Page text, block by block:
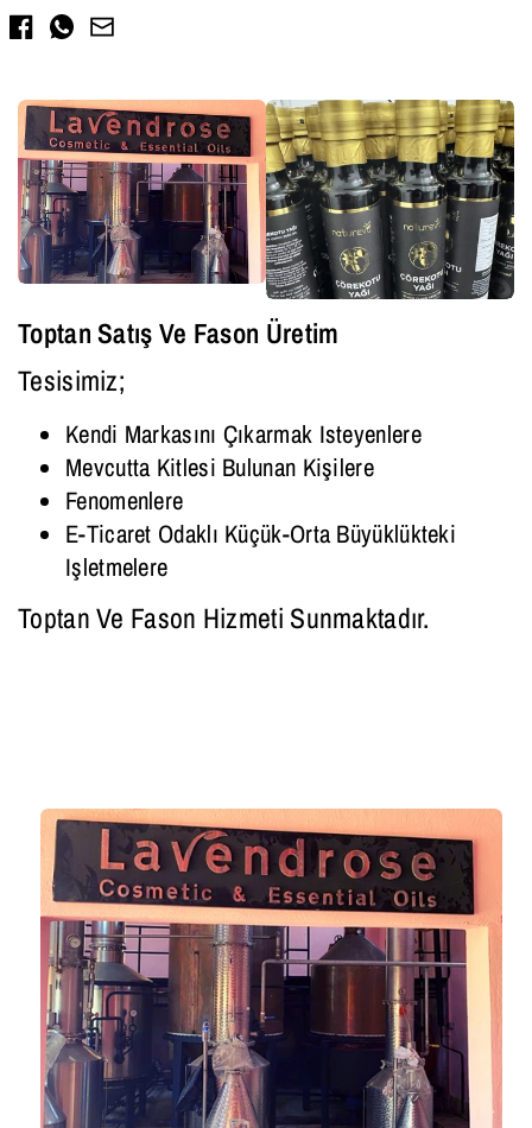
Facebook
Toptan Satış Ve Fason Üretim
Tesisimiz;
Kendi Markasını Çıkarmak Isteyenlere
Mevcutta Kitlesi Bulunan Kişilere
Fenomenlere
E-Ticaret Odaklı Küçük-Orta Büyüklükteki
Işletmelere
Toptan Ve Fason Hizmeti Sunmaktadır.